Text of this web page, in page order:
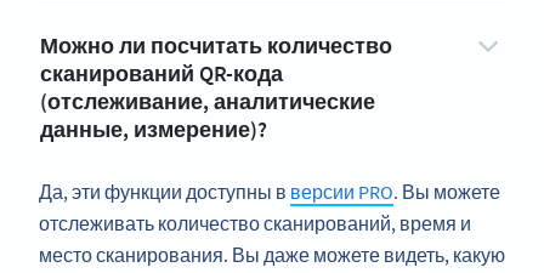
Можно ли посчитать количество
сканирований QR-кода
(отслеживание, аналитические
данные, измерение)?
Да, эти функции доступны в версии PRO. Вы можете
отслеживать количество сканирований, время и
место сканирования. Вы даже можете видеть, какую